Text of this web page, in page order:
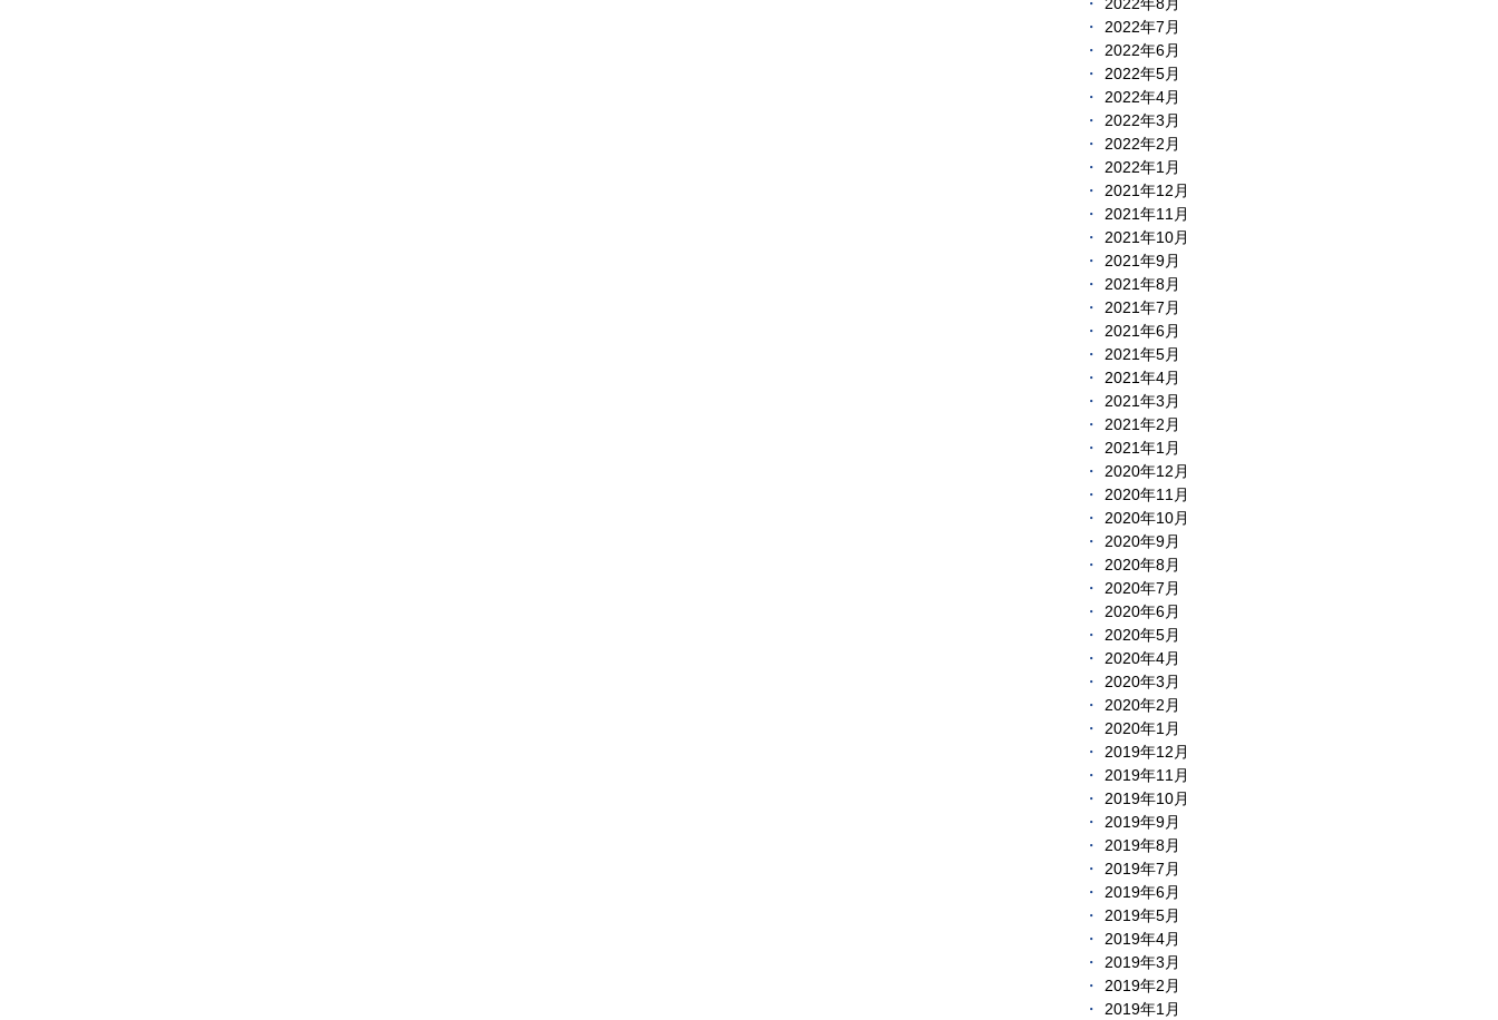
2022年8月
2022年7月
2022年6月
2022年5月
2022年4月
2022年3月
2022年2月
2022年1月
2021年12月
2021年11月
2021年10月
2021年9月
2021年8月
2021年7月
2021年6月
2021年5月
2021年4月
2021年3月
2021年2月
2021年1月
2020年12月
2020年11月
2020年10月
2020年9月
2020年8月
2020年7月
2020年6月
2020年5月
2020年4月
2020年3月
2020年2月
2020年1月
2019年12月
2019年11月
2019年10月
2019年9月
2019年8月
2019年7月
2019年6月
2019年5月
2019年4月
2019年3月
2019年2月
2019年1月